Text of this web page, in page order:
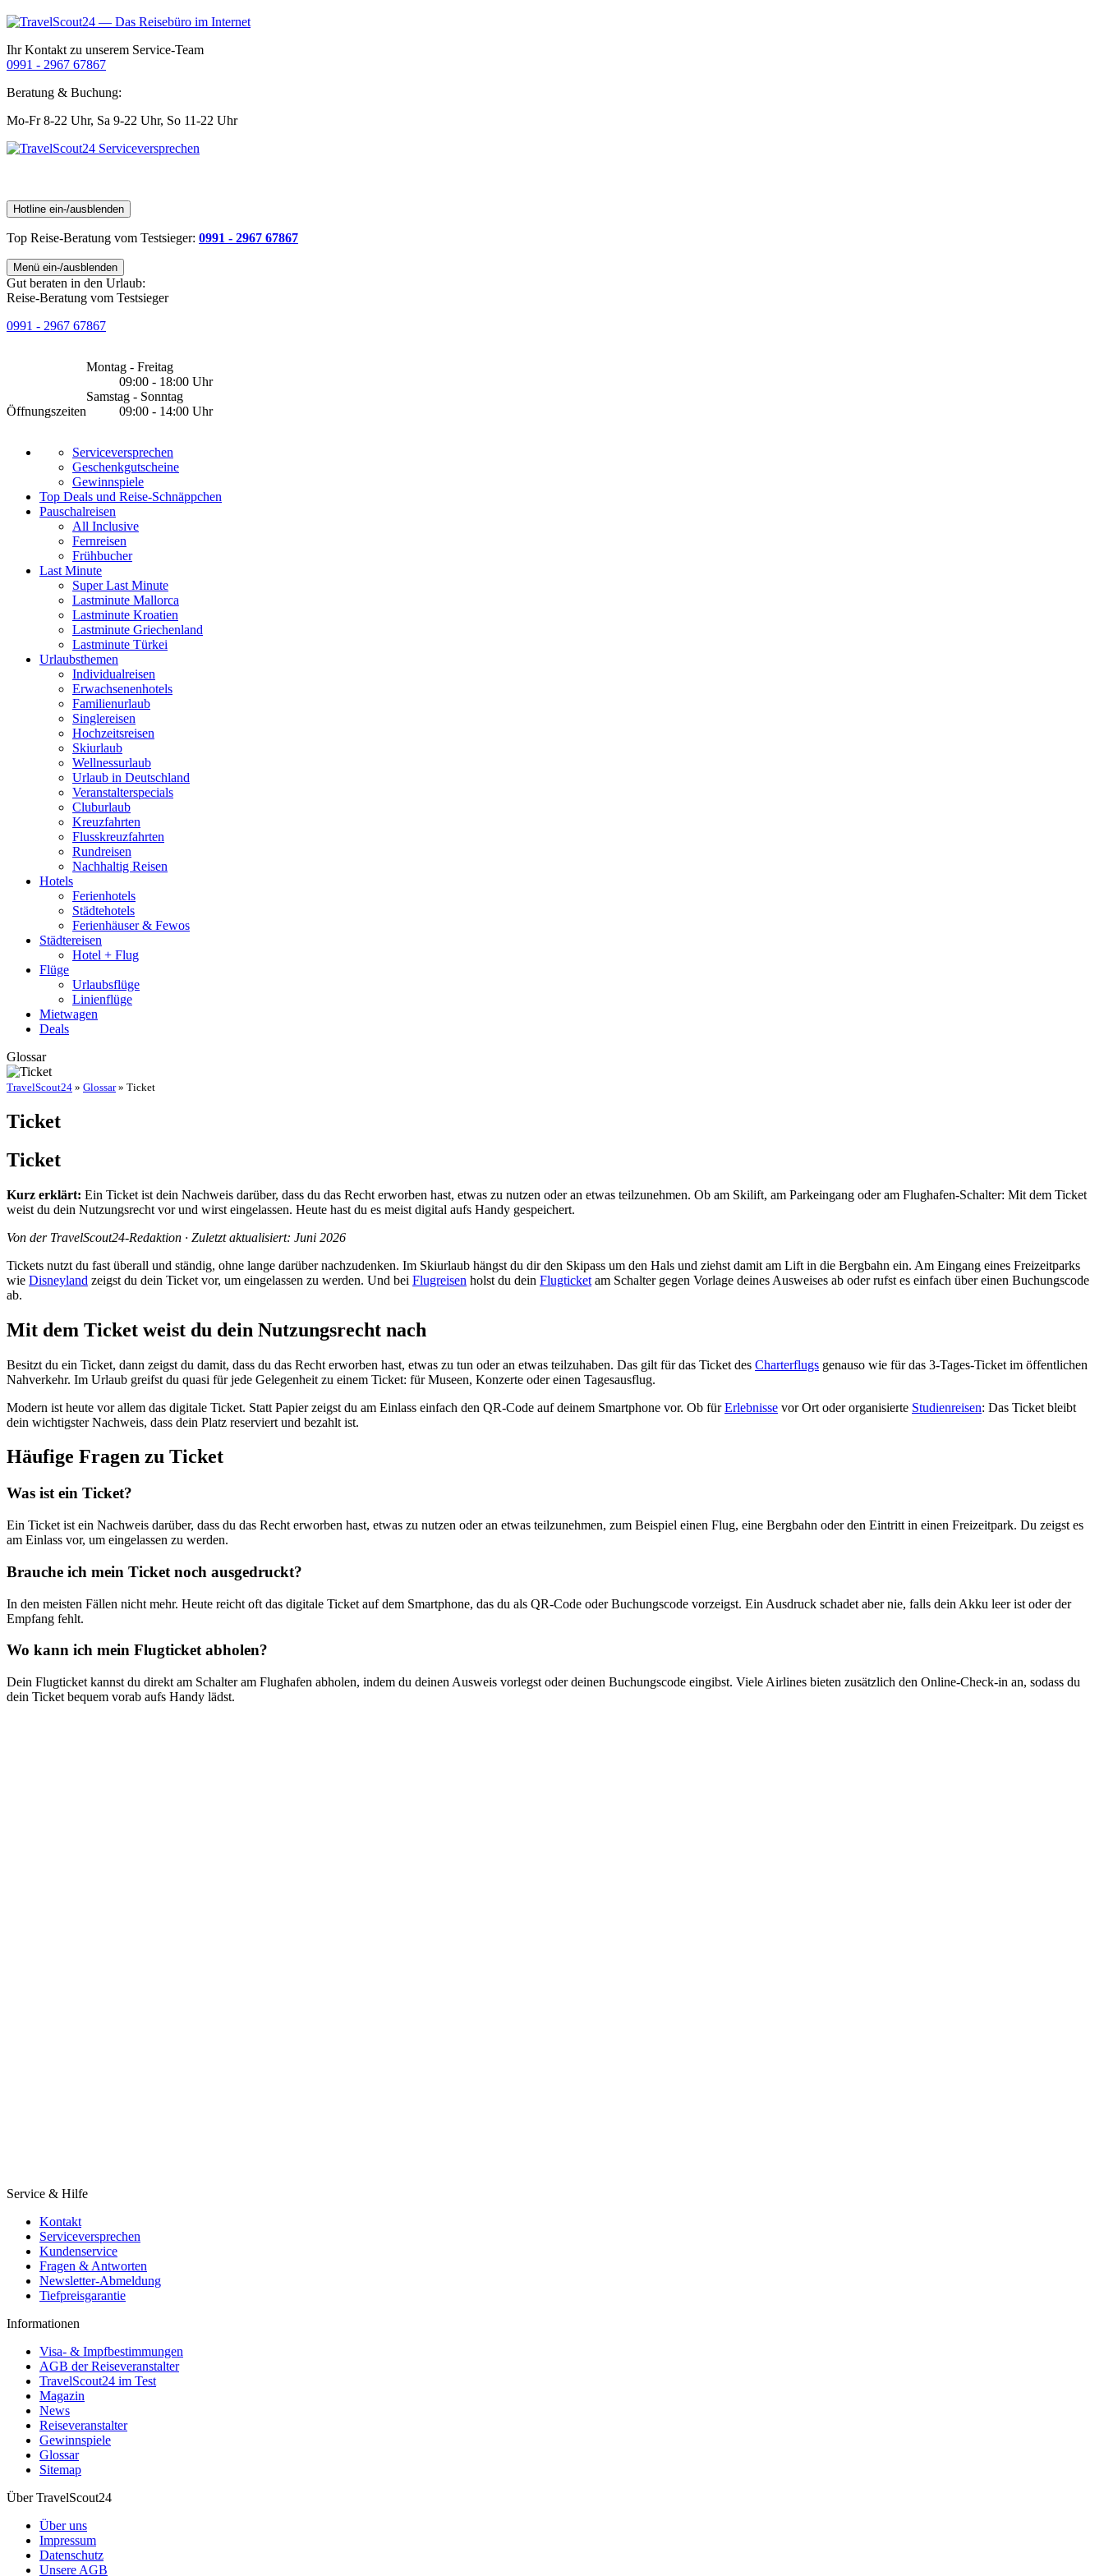
Ihr Kontakt zu unserem Service-Team
0991 - 2967 67867
Beratung & Buchung:
Mo-Fr 8-22 Uhr, Sa 9-22 Uhr, So 11-22 Uhr
Hotline ein-/ausblenden
Top Reise-Beratung vom Testsieger: 0991 - 2967 67867
Menü ein-/ausblenden
Gut beraten in den Urlaub:
Reise-Beratung vom Testsieger
0991 - 2967 67867
Öffnungszeiten
Montag - Freitag
09:00 - 18:00 Uhr
Samstag - Sonntag
09:00 - 14:00 Uhr
Serviceversprechen
Geschenkgutscheine
Gewinnspiele
Top Deals und Reise-Schnäppchen
Pauschalreisen
All Inclusive
Fernreisen
Frühbucher
Last Minute
Super Last Minute
Lastminute Mallorca
Lastminute Kroatien
Lastminute Griechenland
Lastminute Türkei
Urlaubsthemen
Individualreisen
Erwachsenenhotels
Familienurlaub
Singlereisen
Hochzeitsreisen
Skiurlaub
Wellnessurlaub
Urlaub in Deutschland
Veranstalterspecials
Cluburlaub
Kreuzfahrten
Flusskreuzfahrten
Rundreisen
Nachhaltig Reisen
Hotels
Ferienhotels
Städtehotels
Ferienhäuser & Fewos
Städtereisen
Hotel + Flug
Flüge
Urlaubsflüge
Linienflüge
Mietwagen
Deals
Glossar
TravelScout24 » Glossar» Ticket
Ticket
Ticket
Kurz erklärt: Ein Ticket ist dein Nachweis darüber, dass du das Recht erworben hast, etwas zu nutzen oder an etwas teilzunehmen. Ob am Skilift, am Parkeingang oder am Flughafen-Schalter: Mit dem Ticket
weist du dein Nutzungsrecht vor und wirst eingelassen. Heute hast du es meist digital aufs Handy gespeichert.
Von der TravelScout24-Redaktion · Zuletzt aktualisiert: Juni 2026
Tickets nutzt du fast überall und ständig, ohne lange darüber nachzudenken. Im Skiurlaub hängst du dir den Skipass um den Hals und ziehst damit am Lift in die Bergbahn ein. Am Eingang eines Freizeitparks
wie Disneyland zeigst du dein Ticket vor, um eingelassen zu werden. Und bei Flugreisen holst du dein Flugticket am Schalter gegen Vorlage deines Ausweises ab oder rufst es einfach über einen Buchungscode
ab.
Mit dem Ticket weist du dein Nutzungsrecht nach
Besitzt du ein Ticket, dann zeigst du damit, dass du das Recht erworben hast, etwas zu tun oder an etwas teilzuhaben. Das gilt für das Ticket des Charterflugs genauso wie für das 3-Tages-Ticket im öffentlichen
Nahverkehr. Im Urlaub greifst du quasi für jede Gelegenheit zu einem Ticket: für Museen, Konzerte oder einen Tagesausflug.
Modern ist heute vor allem das digitale Ticket. Statt Papier zeigst du am Einlass einfach den QR-Code auf deinem Smartphone vor. Ob fürErlebnisse vor Ort oder organisierte Studienreisen: Das Ticket bleibt
dein wichtigster Nachweis, dass dein Platz reserviert und bezahlt ist.
Häufige Fragen zu Ticket
Was ist ein Ticket?
Ein Ticket ist ein Nachweis darüber, dass du das Recht erworben hast, etwas zu nutzen oder an etwas teilzunehmen, zum Beispiel einen Flug, eine Bergbahn oder den Eintritt in einen Freizeitpark. Du zeigst es
am Einlass vor, um eingelassen zu werden.
Brauche ich mein Ticket noch ausgedruckt?
In den meisten Fällen nicht mehr. Heute reicht oft das digitale Ticket auf dem Smartphone, das du als QR-Code oder Buchungscode vorzeigst. Ein Ausdruck schadet aber nie, falls dein Akku leer ist oder der
Empfang fehlt.
Wo kann ich mein Flugticket abholen?
Dein Flugticket kannst du direkt am Schalter am Flughafen abholen, indem du deinen Ausweis vorlegst oder deinen Buchungscode eingibst. Viele Airlines bieten zusätzlich den Online-Check-in an, sodass du
dein Ticket bequem vorab aufs Handy lädst.
Service & Hilfe
Kontakt
Serviceversprechen
Kundenservice
Fragen & Antworten
Newsletter-Abmeldung
Tiefpreisgarantie
Informationen
Visa- & Impfbestimmungen
AGB der Reiseveranstalter
TravelScout24 im Test
Magazin
News
Reiseveranstalter
Gewinnspiele
Glossar
Sitemap
Über TravelScout24
Über uns
Impressum
Datenschutz
Unsere AGB